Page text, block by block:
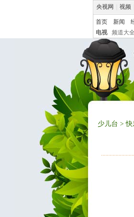
央视网 视频
首页 新闻
电视
频道大全
少儿台 >快